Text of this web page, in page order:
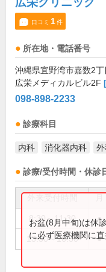
口コミ 1件
所在地・電話番号
沖縄県宜野湾市嘉数2
広栄メディカルビル2F
098-898-2233
診療科目
内科 消化器内科
診療/受付時間・休診
8:30～11:30 ●
13:30～16:30 ●
お盆(8月中旬)は休
に必ず医療機関に直